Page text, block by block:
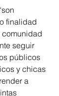
finalidad
comunidad
seguir
públicos
y chicas
a